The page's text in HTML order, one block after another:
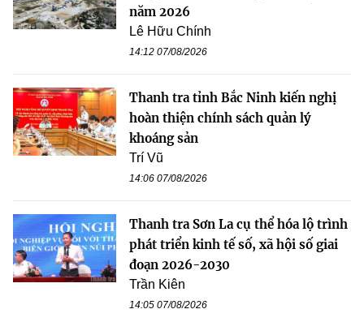
năm 2026
Lê Hữu Chính
14:12 07/08/2026
Thanh tra tỉnh Bắc Ninh kiến nghị
hoàn thiện chính sách quản lý
khoáng sản
Trí Vũ
14:06 07/08/2026
Thanh tra Sơn La cụ thể hóa lộ trình
phát triển kinh tế số, xã hội số giai
đoạn 2026-2030
Trần Kiên
14:05 07/08/2026